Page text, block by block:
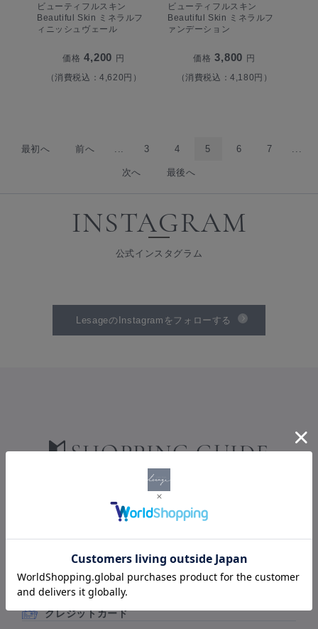
ビューティフルスキン
Beautiful Skin ミネラルフ
ィニッシュヴェール
価格 4,200 円
（消費税込：4,620円）
ビューティフルスキン
Beautiful Skin ミネラルフ
ァンデーション
価格 3,800 円
（消費税込：4,180円）
最初へ 前へ 3 4 5 6 7
次へ 最後へ
INSTAGRAM
公式インスタグラム
LesageのInstagramをフォローする
SHOPPING GUIDE
ショッピングガイド
お支払い方法について
お支払い方法は、クレジットカード・AmazonPay・楽天ペイ・代
金引換からお選びいただけます。
クレジットカード